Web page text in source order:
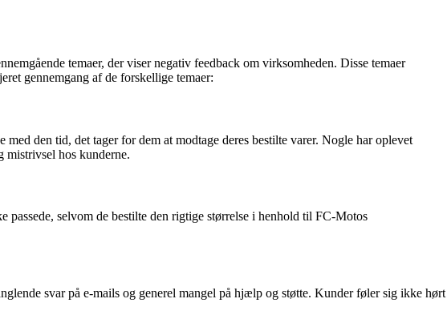
temaer, der viser negativ feedback om virksomheden. Disse temaer
gennemgang af de forskellige temaer:
den tid, det tager for dem at modtage deres bestilte varer. Nogle har oplevet
mistrivsel hos kunderne.
passede, selvom de bestilte den rigtige størrelse i henhold til FC-Motos
svar på e-mails og generel mangel på hjælp og støtte. Kunder føler sig ikke hørt